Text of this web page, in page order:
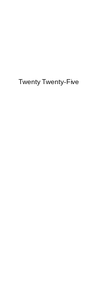
Twenty Twenty-Five